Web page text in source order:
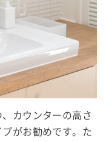
カウンターの高さ
がお勧めです。た